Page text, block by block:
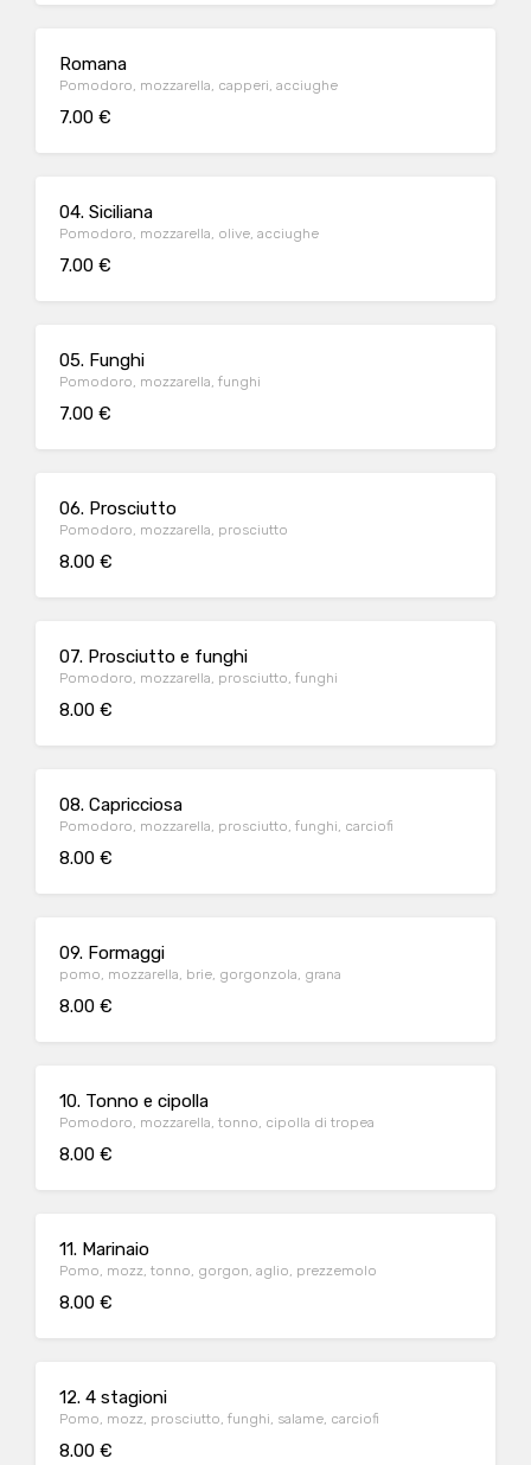
Romana
Pomodoro, mozzarella, capperi, acciughe
7.00 €
04. Siciliana
Pomodoro, mozzarella, olive, acciughe
7.00 €
05. Funghi
Pomodoro, mozzarella, funghi
7.00 €
06. Prosciutto
Pomodoro, mozzarella, prosciutto
8.00 €
07. Prosciutto e funghi
Pomodoro, mozzarella, prosciutto, funghi
8.00 €
08. Capricciosa
Pomodoro, mozzarella, prosciutto, funghi, carciofi
8.00 €
09. Formaggi
pomo, mozzarella, brie, gorgonzola, grana
8.00 €
10. Tonno e cipolla
Pomodoro, mozzarella, tonno, cipolla di tropea
8.00 €
11. Marinaio
Pomo, mozz, tonno, gorgon, aglio, prezzemolo
8.00 €
12. 4 stagioni
Pomo, mozz, prosciutto, funghi, salame, carciofi
8.00 €